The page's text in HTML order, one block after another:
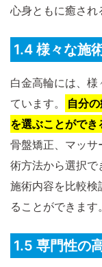
心身ともに癒され
1.4 様々な施
白金高輪には、
ています。
自分
を選ぶことができ
骨盤矯正、マッ
術方法から選択
施術内容を比較検
ることができます。
1.5 専門性の